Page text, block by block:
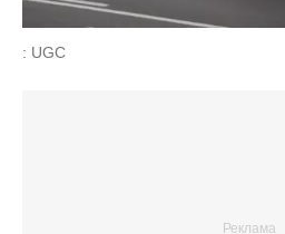
: UGC